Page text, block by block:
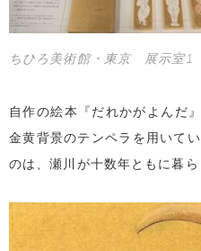
ちひろ美術館・東京 展示室1
自作の絵本『だれかがよんだ
金黄背景のテンペラを用いて
のは、瀬川が十数年ともに暮ら